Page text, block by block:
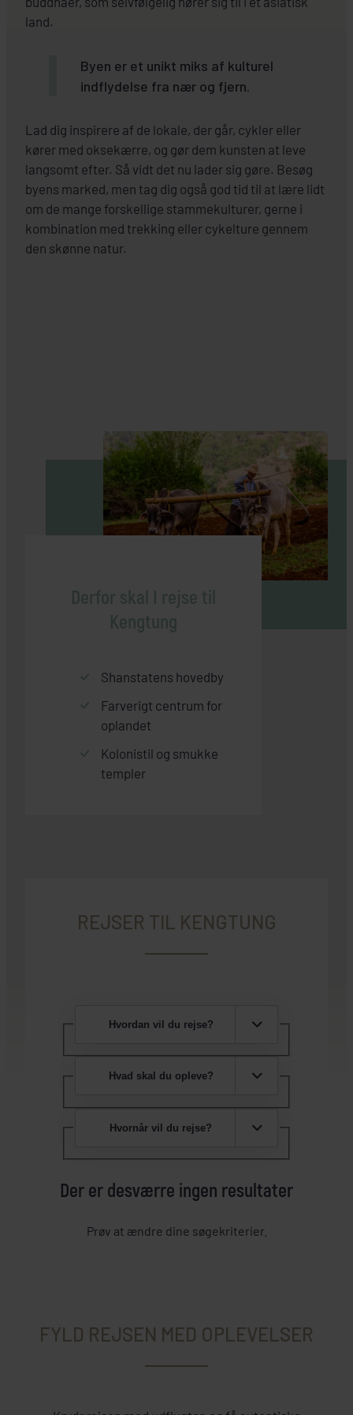
land.
Byen er et unikt miks af kulturel
indflydelse fra nær og fjern.
Lad dig inspirere af de lokale, der går, cykler eller
kører med oksekærre, og gør dem kunsten at leve
langsomt efter. Så vidt det nu lader sig gøre. Besøg
byens marked, men tag dig også god tid til at lære lidt
om de mange forskellige stammekulturer, gerne i
kombination med trekking eller cykelture gennem
den skønne natur.
Derfor skal I rejse til
Kengtung
Shanstatens hovedby
Farverigt centrum for
oplandet
Kolonistil og smukke
templer
REJSER TIL KENGTUNG
Hvordan vil du rejse?
Hvad skal du opleve?
Hvornår vil du rejse?
Der er desværre ingen resultater
Prøv at ændre dine søgekriterier.
FYLD REJSEN MED OPLEVELSER